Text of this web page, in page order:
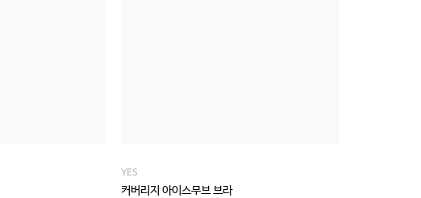
YES
커버리지 아이스무브 브라